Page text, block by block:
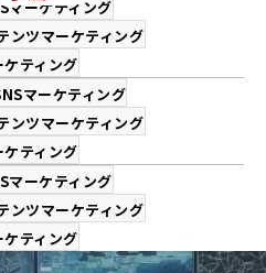
マーケティング
ンツマーケティング
ティング
マーケティング
ンツマーケティング
ティング
マーケティング
ンツマーケティング
ティング